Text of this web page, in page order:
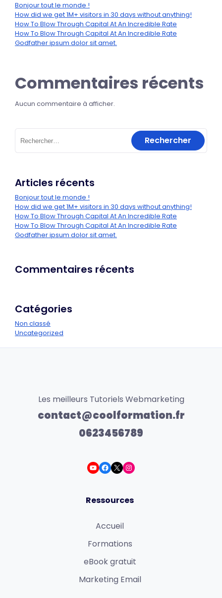
Bonjour tout le monde !
How did we get 1M+ visitors in 30 days without anything!
How To Blow Through Capital At An Incredible Rate
How To Blow Through Capital At An Incredible Rate
Godfather ipsum dolor sit amet.
Commentaires récents
Aucun commentaire à afficher.
Articles récents
Bonjour tout le monde !
How did we get 1M+ visitors in 30 days without anything!
How To Blow Through Capital At An Incredible Rate
How To Blow Through Capital At An Incredible Rate
Godfather ipsum dolor sit amet.
Commentaires récents
Catégories
Non classé
Uncategorized
Les meilleurs Tutoriels Webmarketing
contact@coolformation.fr
0623456789
Ressources
Accueil
Formations
eBook gratuit
Marketing Email